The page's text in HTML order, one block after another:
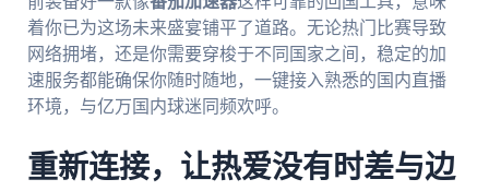
着你已为这场未来盛宴铺平了道路。无论热门比赛导致
网络拥堵，还是你需要穿梭于不同国家之间，稳定的加
速服务都能确保你随时随地，一键接入熟悉的国内直播
环境，与亿万国内球迷同频欢呼。
重新连接，让热爱没有时差与边